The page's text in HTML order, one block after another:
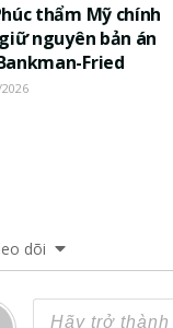
thẩm Mỹ chính
nguyên bản án
Fried
dõi